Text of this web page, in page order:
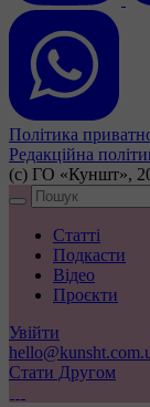
Політика
Редакційна
(с) ГО «Куншт»,
Статті
Подкасти
Відео
Проєкти
Увійти
Стати Другом